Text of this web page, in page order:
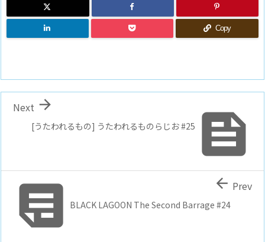
Copy

[うたわれるもの] うたわれるものらじお #25

Next
BLACK LAGOON The Second Barrage #24
 Prev